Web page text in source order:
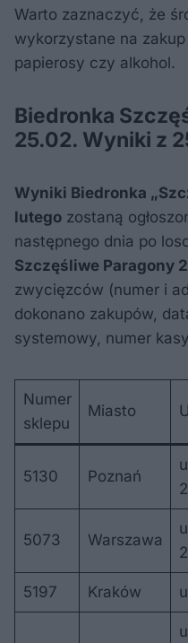
Warto zaznaczyć, że
wykorzystane na
papierosy czy alkohol.
Biedronka
25.02. Wyniki z
Wyniki Biedronka
lutego zostaną
następnego dnia po
Szczęśliwe Paragony
zwycięzców (numer i
dokonano zakupów,
systemowy, numer
Numer
sklepu
Miasto
5130 Poznań
2
5073 Warszawa
5197 Kraków